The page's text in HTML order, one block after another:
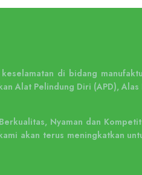
di bidang
Alat Pelindung Diri (APD), Alas
Nyaman dan
akan terus meningkatkan